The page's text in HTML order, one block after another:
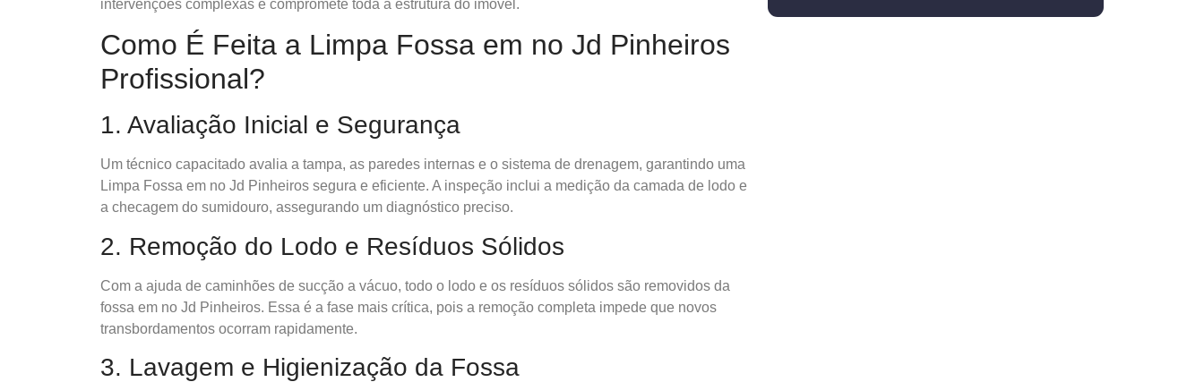
intervenções complexas e compromete toda a estrutura do imóvel.
Como É Feita a Limpa Fossa em no Jd Pinheiros
Profissional?
1. Avaliação Inicial e Segurança
Um técnico capacitado avalia a tampa, as paredes internas e o sistema de drenagem, garantindo uma
Limpa Fossa em no Jd Pinheiros segura e eficiente. A inspeção inclui a medição da camada de lodo e
a checagem do sumidouro, assegurando um diagnóstico preciso.
2. Remoção do Lodo e Resíduos Sólidos
Com a ajuda de caminhões de sucção a vácuo, todo o lodo e os resíduos sólidos são removidos da
fossa em no Jd Pinheiros. Essa é a fase mais crítica, pois a remoção completa impede que novos
transbordamentos ocorram rapidamente.
3. Lavagem e Higienização da Fossa